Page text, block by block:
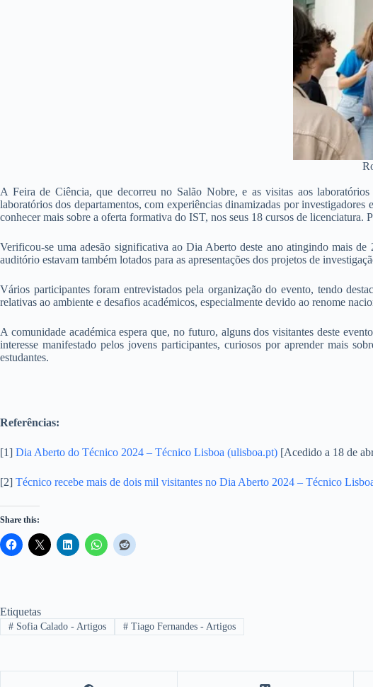
A Feira de Ciência, que decorreu no Salão Nobre, e as visitas aos
laboratórios dos departamentos, com experiências dinamizadas por investigadores
conhecer mais sobre a oferta formativa do IST, nos seus 18 cursos de licenciatura.
Verificou-se uma adesão significativa ao Dia Aberto deste ano atingindo mais
auditório estavam também lotados para as apresentações dos projetos de
Vários participantes foram entrevistados pela organização do evento, tendo
relativas ao ambiente e desafios académicos, especialmente devido ao renome
A comunidade académica espera que, no futuro, alguns dos visitantes deste
interesse manifestado pelos jovens participantes, curiosos por aprender mais
estudantes.
Referências:
[1] Dia Aberto do Técnico 2024 – Técnico Lisboa (ulisboa.pt) [Acedido a 18 de
[2] Técnico recebe mais de dois mil visitantes no Dia Aberto 2024 – Técnico
Share this:
Etiquetas
#Sofia Calado - Artigos #Tiago Fernandes - Artigos